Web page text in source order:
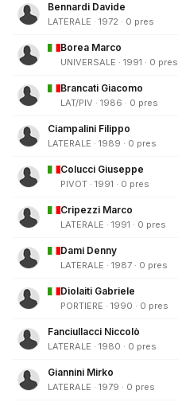
Bennardi Davide
LATERALE · 1972 · 0 pres
Borea Marco
UNIVERSALE · 1991 · 0 pres
Brancati Giacomo
LAT/PIV · 1986 · 0 pres
Ciampalini Filippo
LATERALE · 1989 · 0 pres
Colucci Giuseppe
PIVOT · 1991 · 0 pres
Cripezzi Marco
LATERALE · 1991 · 0 pres
Dami Denny
LATERALE · 1987 · 0 pres
Diolaiti Gabriele
PORTIERE · 1990 · 0 pres
Fanciullacci Niccolò
LATERALE · 1980 · 0 pres
Giannini Mirko
LATERALE · 1979 · 0 pres